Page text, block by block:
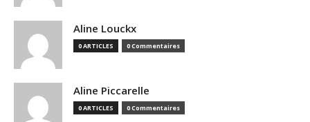
Aline Louckx
0 ARTICLES 0 Commentaires
Aline Piccarelle
0 ARTICLES 0 Commentaires